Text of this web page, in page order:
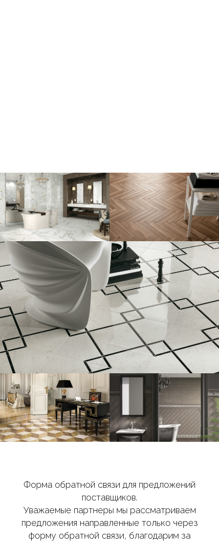
Форма обратной связи для предложений
поставщиков.
Уважаемые партнеры мы рассматриваем
предложения направленные только через
форму обратной связи, благодарим за